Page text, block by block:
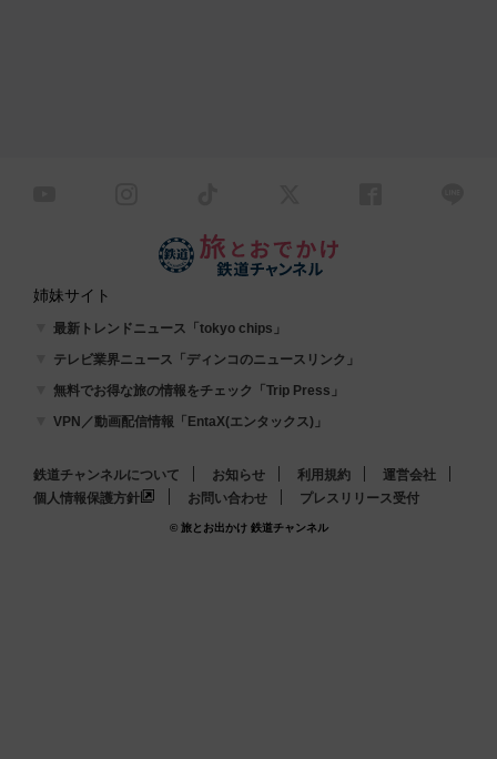
姉妹サイト
最新トレンドニュース「tokyo chips」
テレビ業界ニュース「ディンコのニュースリンク」
無料でお得な旅の情報をチェック「Trip Press」
VPN／動画配信情報「EntaX(エンタックス)」
鉄道チャンネルについて お知らせ 利用規約
運営会社
個人情報保護方針
お問い合わせ プレスリリース受付
© 旅とお出かけ 鉄道チャンネル